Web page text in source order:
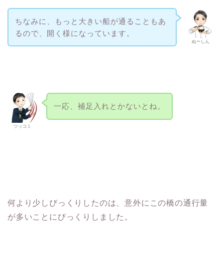
ぬーしん
ちなみに、もっと大きい船が通ることもあ
るので、開く様になっています。
ツッコミ
一応、補足入れとかないとね。
何より少しびっくりしたのは、意外にこの橋の通行量
が多いことにびっくりしました。